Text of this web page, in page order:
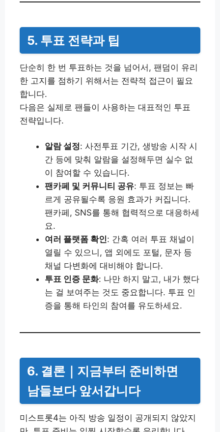
5. 투표 전략과 팁
단순히 한 번 투표하는 것을 넘어서, 팬덤이 유리
한 고지를 점하기 위해서는 전략적 접근이 필요
합니다.
다음은 실제로 팬들이 사용하는 대표적인 투표
전략입니다.
알람 설정: 사전투표 기간, 생방송 시작 시
간 등에 맞춰 알람을 설정해두면 실수 없
이 참여할 수 있습니다.
팬카페 및 커뮤니티 공유: 투표 정보는 빠
르게 공유될수록 응원 효과가 커집니다.
팬카페, SNS를 통해 협력적으로 대응하세
요.
여러 플랫폼 확인: 간혹 여러 투표 채널이
열릴 수 있으니, 앱 외에도 포털, 문자 등
채널 다변화에 대비해야 합니다.
투표 인증 문화: 나만 하지 말고, 내가 했다
는 걸 보여주는 것도 중요합니다. 투표 인
증을 통해 타인의 참여를 유도하세요.
6. 결론｜지금부터 준비하면
남들보다 앞서갑니다
미스트롯4는 아직 방송 일정이 공개되지 않았지